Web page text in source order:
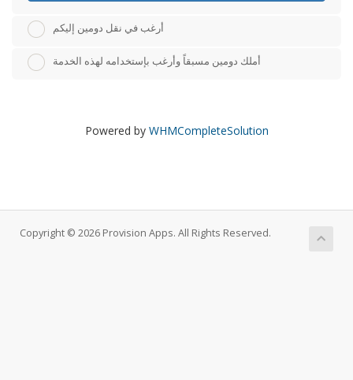
أرغب في نقل دومين إليكم
أملك دومين مسبقاً وأرغب بإستخدامه لهذه الخدمة
Powered by WHMCompleteSolution
Copyright © 2026 Provision Apps. All Rights Reserved.